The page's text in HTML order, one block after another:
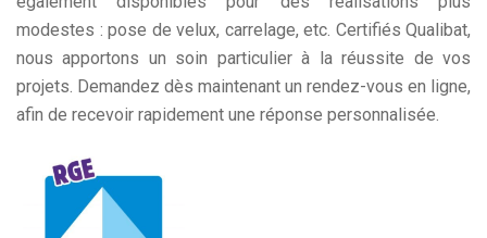
modestes : pose de velux, carrelage, etc. Certifiés Qualibat,
nous apportons un soin particulier à la réussite de vos
projets. Demandez dès maintenant un rendez-vous en ligne,
afin de recevoir rapidement une réponse personnalisée.